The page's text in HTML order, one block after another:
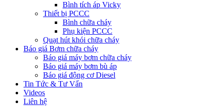
Bình tích áp Vicky
Thiết bị PCCC
Bình chữa cháy
Phụ kiện PCCC
Quạt hút khói chữa cháy
Báo giá Bơm chữa cháy
Báo giá máy bơm chữa cháy
Báo giá máy bơm bù áp
Báo giá động cơ Diesel
Tin Tức & Tư Vấn
Videos
Liên hệ